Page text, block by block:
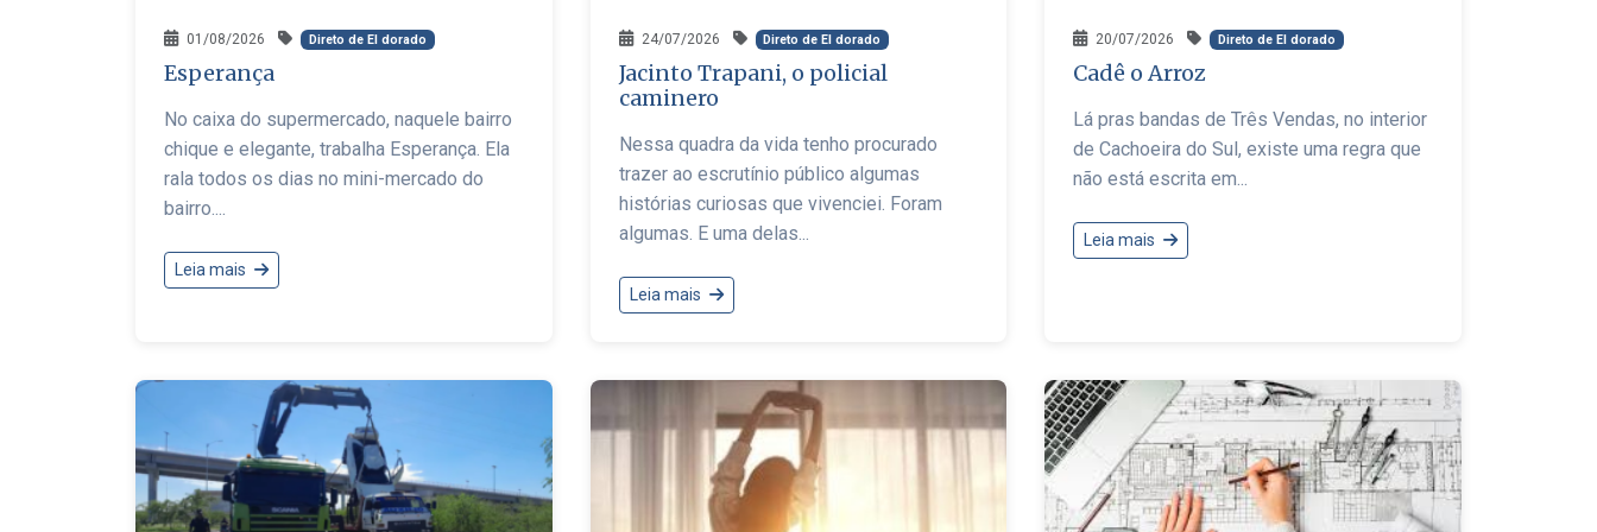
01/08/2026 Direto de El dorado
Esperança
No caixa do supermercado, naquele bairro
chique e elegante, trabalha Esperança. Ela
rala todos os dias no mini-mercado do
bairro....
Leia mais
24/07/2026 Direto de El dorado
Jacinto Trapani, o policial
caminero
Nessa quadra da vida tenho procurado
trazer ao escrutínio público algumas
histórias curiosas que vivenciei. Foram
algumas. E uma delas...
Leia mais
20/07/2026 Direto de El dorado
Cadê o Arroz
Lá pras bandas de Três Vendas, no interior
de Cachoeira do Sul, existe uma regra que
não está escrita em...
Leia mais